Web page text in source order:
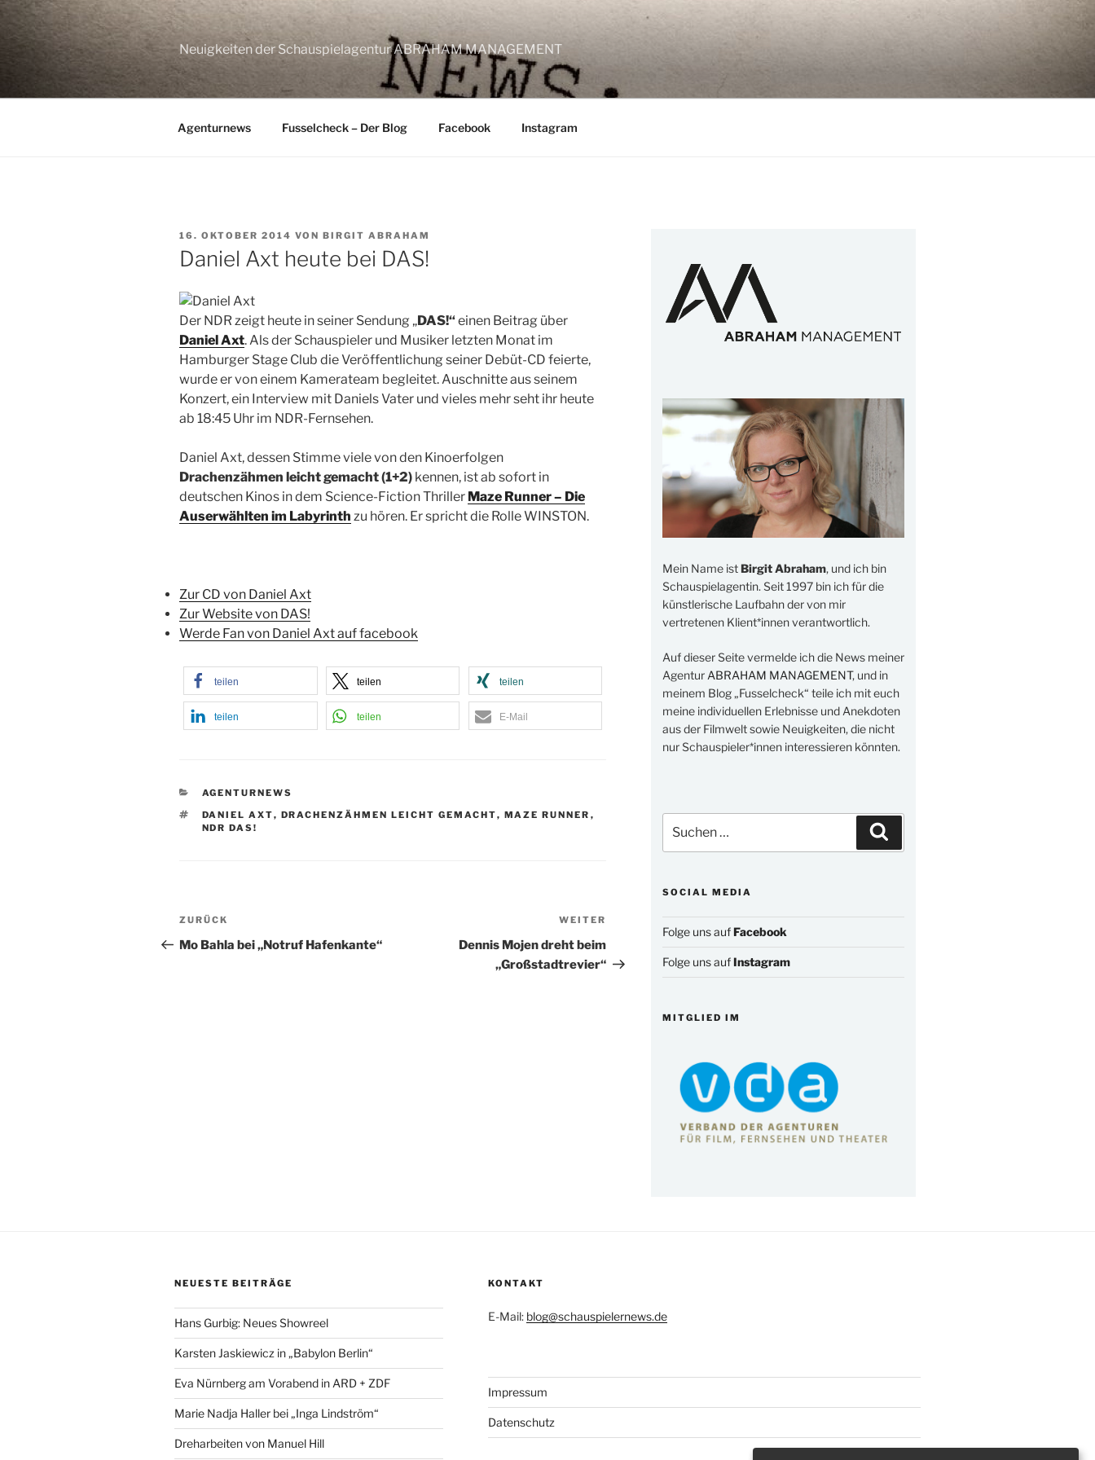
Zum
Inhalt
springen
Neuigkeiten der Schauspielagentur ABRAHAM MANAGEMENT
Agenturnews Fusselcheck – Der Blog Facebook Instagram
VERÖFFENTLICHT
16. OKTOBER 2014 VON BIRGIT ABRAHAM
Daniel Axt heute bei DAS!
Der NDR zeigt heute in seiner Sendung „DAS!“einen Beitrag über
Daniel Axt. Als der Schauspieler und Musiker letzten Monat im
Hamburger Stage Club die Veröffentlichung seiner Debüt-CD feierte,
wurde er von einem Kamerateam begleitet. Auschnitte aus seinem
Konzert, ein Interview mit Daniels Vater und vieles mehr seht ihr heute
ab 18:45 Uhr im NDR-Fernsehen.
Daniel Axt, dessen Stimme viele von den Kinoerfolgen
Drachenzähmen leicht gemacht (1+2) kennen, ist ab sofort in
deutschen Kinos in dem Science-Fiction Thriller Maze Runner – Die
Auserwählten im Labyrinth zu hören. Er spricht die Rolle WINSTON.
Zur CD von Daniel Axt
Zur Website von DAS!
Werde Fan von Daniel Axt auf facebook
teilen teilen teilen
teilen teilen E-Mail
KATEGORIEN
AGENTURNEWS
SCHLAGWÖRTER
DANIEL AXT, DRACHENZÄHMEN LEICHT GEMACHT, MAZE RUNNER ,
NDR DAS!
Beitragsnavigation
Vorheriger
Beitrag
ZURÜCK
Mo Bahla bei „Notruf Hafenkante“
Nächster
Beitrag
WEITER
Dennis Mojen dreht beim
„Großstadtrevier“
Mein Name istBirgit Abraham, und ich bin
Schauspielagentin. Seit 1997 bin ich für die
künstlerische Laufbahn der von mir
vertretenen Klient*innen verantwortlich.
Auf dieser Seite vermelde ich die News meiner
Agentur ABRAHAM MANAGEMENT, und in
meinem Blog „Fusselcheck“ teile ich mit euch
meine individuellen Erlebnisse und Anekdoten
aus der Filmwelt sowie Neuigkeiten, die nicht
nur Schauspieler*innen interessieren könnten.
nach:
SOCIAL MEDIA
Folge uns aufFacebook
Folge uns aufInstagram
MITGLIED IM
NEUESTE BEITRÄGE
Hans Gurbig: Neues Showreel
Karsten Jaskiewicz in „Babylon Berlin“
Eva Nürnberg am Vorabend in ARD + ZDF
Marie Nadja Haller bei „Inga Lindström“
Dreharbeiten von Manuel Hill
KONTAKT
E-Mail: blog@schauspielernews.de
Impressum
Datenschutz